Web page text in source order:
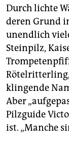
Durch lichte
deren Grund
unendlich
Steinpilz,
klingende
Aber
Pilzguide
ist. „Manche